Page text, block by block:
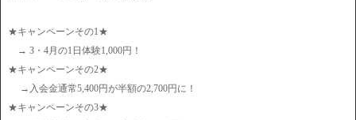
★キャンペーンその1★
→ 3・4月の1日体験1,000円！
★キャンペーンその2★
→入会金通常5,400円が半額の2,700円に！
★キャンペーンその3★